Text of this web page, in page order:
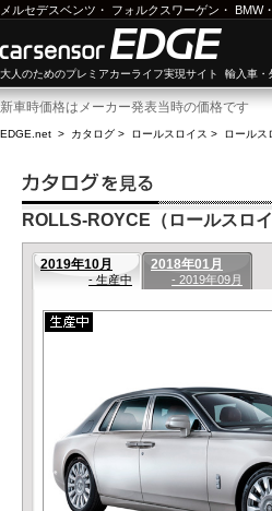
メルセデスベンツ ・ フォルクスワーゲン ・ BMW・
大人のためのプレミアカーライフ実現サイト 輸入車・
新車時価格はメーカー発表当時の価格です
EDGE.net > カタログ > ロールスロイス > ロールス
ROLLS-ROYCE（ロールスロ
2019年10月
- 生産中
2018年01月
- 2019年09月